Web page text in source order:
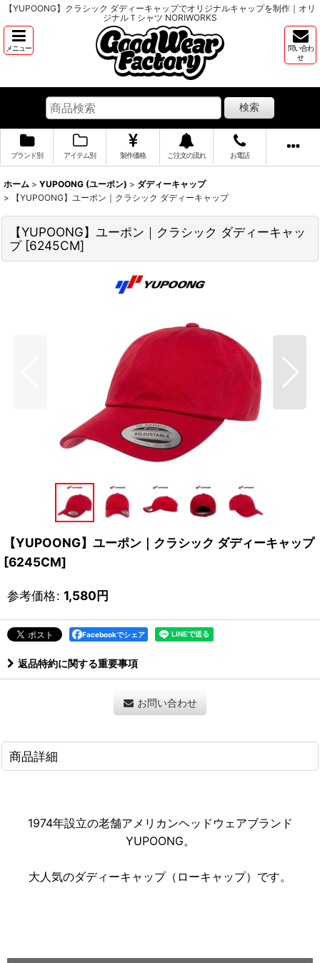
【YUPOONG】クラシック ダディーキャップでオリジナルキャップを制作｜オリ
ジナルＴシャツ NORIWORKS
メニュー
問い合わ
せ
検索
ブランド別 アイテム別 製作価格 ご注文の流れ お電話
ホーム > YUPOONG (ユーポン) > ダディーキャップ
>
【YUPOONG】ユーポン｜クラシック ダディーキャップ
【YUPOONG】ユーポン｜クラシック ダディーキャッ
プ [6245CM]
【YUPOONG】ユーポン｜クラシック ダディーキャップ
[6245CM]
参考価格: 1,580円
Facebookでシェア
返品特約に関する重要事項
お問い合わせ
商品詳細
1974年設立の老舗アメリカンヘッドウェアブランド
YUPOONG。
大人気のダディーキャップ（ローキャップ）です。